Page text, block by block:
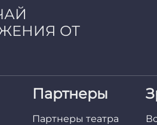
ОТ
Партнеры
Партнеры театра